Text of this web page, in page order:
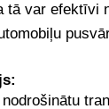
tā var efektīvi
nodrošinātu